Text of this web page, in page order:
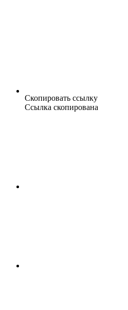
Скопировать ссылку
Ссылка скопирована